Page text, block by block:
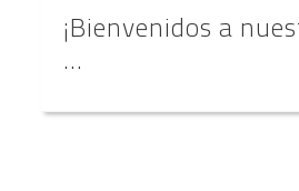
¡Bienvenidos a
...